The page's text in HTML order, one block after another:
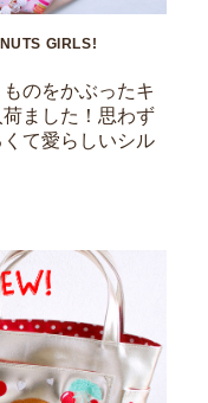
GIRLS!
のをかぶったキ
ました！思わず
て愛らしいシル